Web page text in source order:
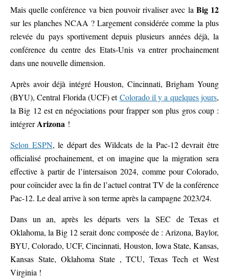
Mais quelle conférence va bien pouvoir rivaliser avec la Big 12
sur les planches NCAA ? Largement considérée comme la plus
relevée du pays sportivement depuis plusieurs années déjà, la
conférence du centre des Etats-Unis va entrer prochainement
dans une nouvelle dimension.
Après avoir déjà intégré Houston, Cincinnati, Brigham Young
(BYU), Central Florida (UCF) etColorado il y a quelques jours,
la Big 12 est en négociations pour frapper son plus gros coup :
intégrerArizona !
Selon ESPN, le départ des Wildcats de la Pac-12 devrait être
officialisé prochainement, et on imagine que la migration sera
effective à partir de l’intersaison 2024, comme pour Colorado,
pour coïncider avec la fin de l’actuel contrat TV de la conférence
Pac-12. Le deal arrive à son terme après la campagne 2023/24.
Dans un an, après les départs vers la SEC de Texas et
Oklahoma, la Big 12 serait donc composée de : Arizona, Baylor,
BYU, Colorado, UCF, Cincinnati, Houston, Iowa State, Kansas,
Kansas State, Oklahoma State , TCU, Texas Tech et West
Virginia !